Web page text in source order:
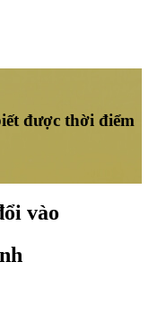
được thời điểm
vào